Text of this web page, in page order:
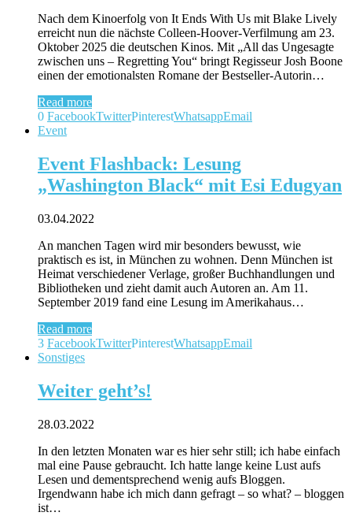
Nach dem Kinoerfolg von It Ends With Us mit Blake Lively
erreicht nun die nächste Colleen-Hoover-Verfilmung am 23.
Oktober 2025 die deutschen Kinos. Mit „All das Ungesagte
zwischen uns – Regretting You“ bringt Regisseur Josh Boone
einen der emotionalsten Romane der Bestseller-Autorin…
Read more
0 FacebookTwitterPinterestWhatsappEmail
Event
Event Flashback: Lesung
„Washington Black“ mit Esi Edugyan
03.04.2022
An manchen Tagen wird mir besonders bewusst, wie
praktisch es ist, in München zu wohnen. Denn München ist
Heimat verschiedener Verlage, großer Buchhandlungen und
Bibliotheken und zieht damit auch Autoren an. Am 11.
September 2019 fand eine Lesung im Amerikahaus…
Read more
3 FacebookTwitterPinterestWhatsappEmail
Sonstiges
Weiter geht’s!
28.03.2022
In den letzten Monaten war es hier sehr still; ich habe einfach
mal eine Pause gebraucht. Ich hatte lange keine Lust aufs
Lesen und dementsprechend wenig aufs Bloggen.
Irgendwann habe ich mich dann gefragt – so what? – bloggen
ist…